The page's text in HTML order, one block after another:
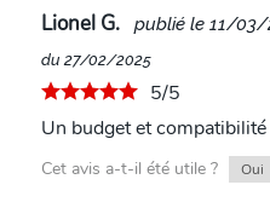
Lionel G. publié le 11/03/
du 27/02/2025
5/5
Un budget et
Cet avis a-t-il été utile ? Oui